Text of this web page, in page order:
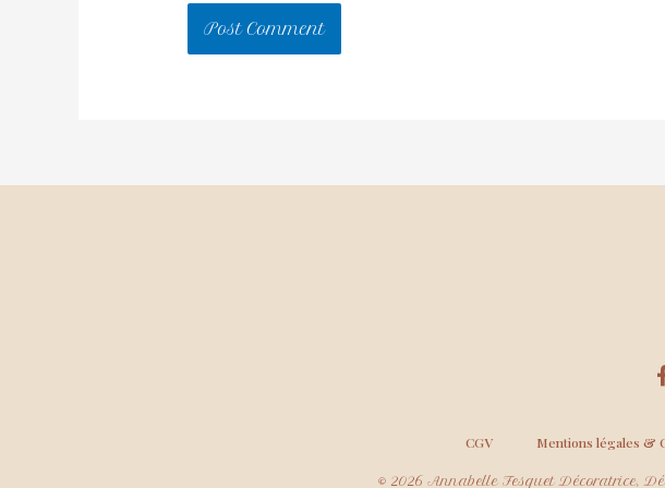
CGV Mentions légales &
© 2026 Annabelle Fesquet Décoratrice,